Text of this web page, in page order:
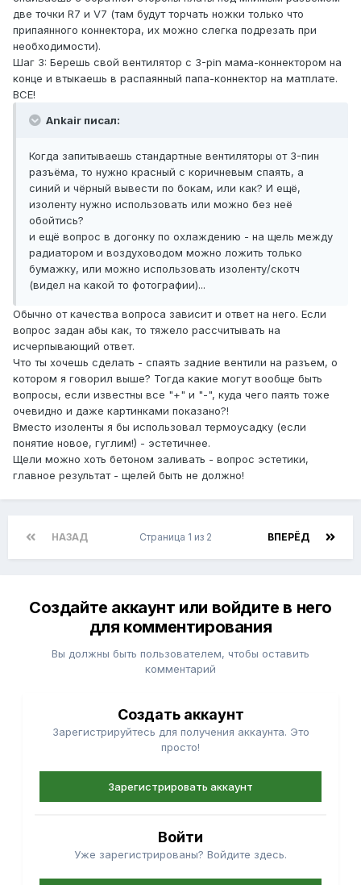
две точки R7 и V7 (там будут торчать ножки только что
припаянного коннектора, их можно слегка подрезать при
необходимости).
Шаг 3: Берешь свой вентилятор с 3-pin мама-коннектором на
конце и втыкаешь в распаянный папа-коннектор на матплате.
ВСЕ!
Ankair писал:
Когда запитываешь стандартные вентиляторы от 3-пин
разъёма, то нужно красный с коричневым спаять, а
синий и чёрный вывести по бокам, или как? И ещё,
изоленту нужно использовать или можно без неё
обойтись?
и ещё вопрос в догонку по охлаждению - на щель между
радиатором и воздуховодом можно ложить только
бумажку, или можно использовать изоленту/скотч
(видел на какой то фотографии)...
Обычно от качества вопроса зависит и ответ на него. Если
вопрос задан абы как, то тяжело рассчитывать на
исчерпывающий ответ.
Что ты хочешь сделать - спаять задние вентили на разъем, о
котором я говорил выше? Тогда какие могут вообще быть
вопросы, если известны все "+" и "-", куда чего паять тоже
очевидно и даже картинками показано?!
Вместо изоленты я бы использовал термоусадку (если
понятие новое, гуглим!) - эстетичнее.
Щели можно хоть бетоном заливать - вопрос эстетики,
главное результат - щелей быть не должно!
НАЗАД ВПЕРЁД
Страница 1 из 2
Создайте аккаунт или войдите в него
для комментирования
Вы должны быть пользователем, чтобы оставить
комментарий
Создать аккаунт
Зарегистрируйтесь для получения аккаунта. Это
просто!
Зарегистрировать аккаунт
Войти
Уже зарегистрированы? Войдите здесь.